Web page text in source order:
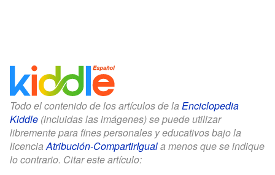
Todo el contenido de los artículos de la Enciclopedia
Kiddle (incluidas las imágenes) se puede utilizar
libremente para fines personales y educativos bajo la
licencia Atribución-CompartirIguala menos que se indique
lo contrario. Citar este artículo: